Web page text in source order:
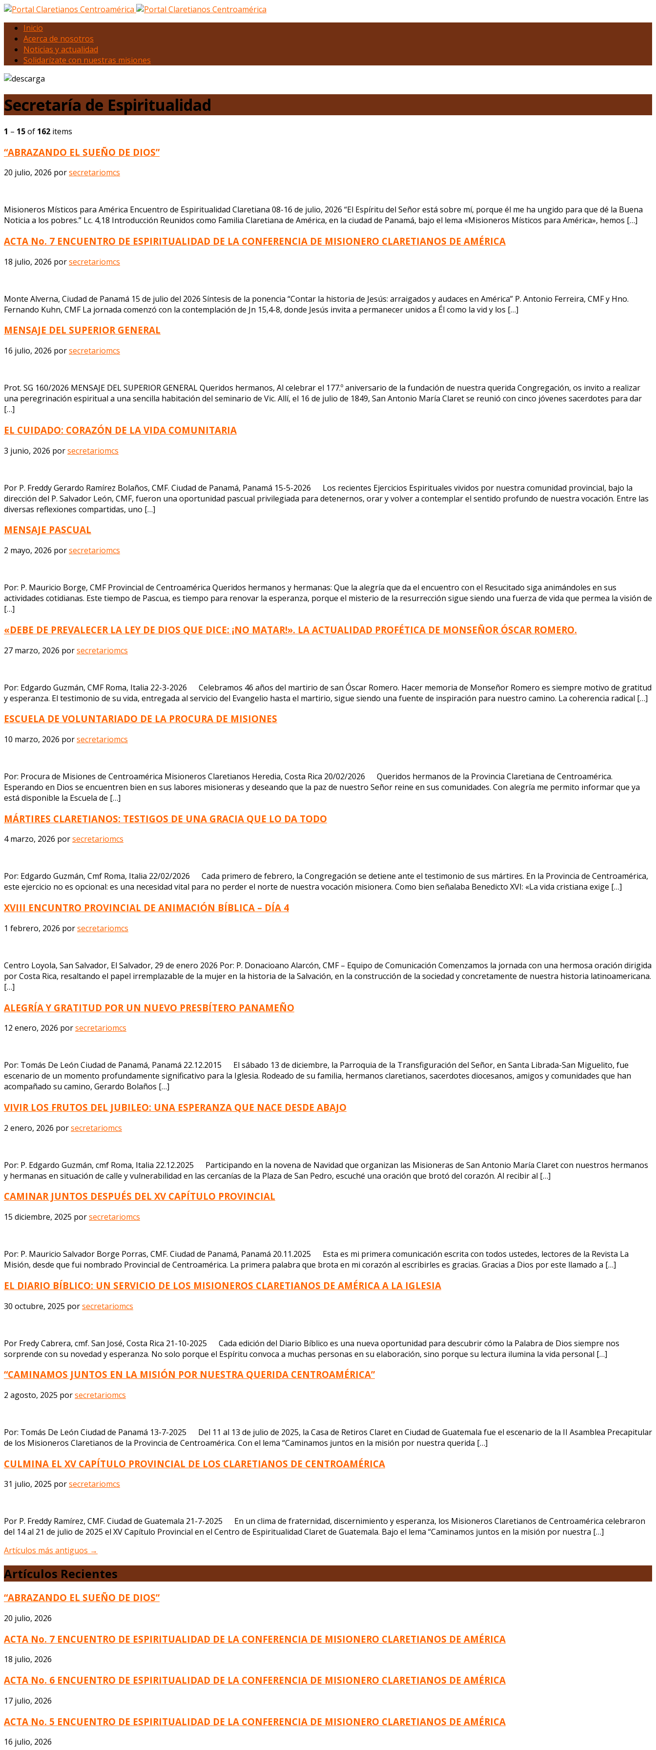
Inicio
Acerca de nosotros
Noticias y actualidad
Solidarízate con nuestras misiones
Secretaría de Espiritualidad
1 – 15of 162 items
“ABRAZANDO EL SUEÑO DE DIOS”
20 julio, 2026 porsecretariomcs
Misioneros Místicos para América Encuentro de Espiritualidad Claretiana 08-16 de julio, 2026 “El Espíritu del Señor está sobre mí, porque él me ha ungido para que dé la Buena
Noticia a los pobres.” Lc. 4,18 Introducción Reunidos como Familia Claretiana de América, en la ciudad de Panamá, bajo el lema «Misioneros Místicos para América», hemos […]
ACTA No. 7 ENCUENTRO DE ESPIRITUALIDAD DE LA CONFERENCIA DE MISIONERO CLARETIANOS DE AMÉRICA
18 julio, 2026 porsecretariomcs
Monte Alverna, Ciudad de Panamá 15 de julio del 2026 Síntesis de la ponencia “Contar la historia de Jesús: arraigados y audaces en América” P. Antonio Ferreira, CMF y Hno.
Fernando Kuhn, CMF La jornada comenzó con la contemplación de Jn 15,4-8, donde Jesús invita a permanecer unidos a Él como la vid y los […]
MENSAJE DEL SUPERIOR GENERAL
16 julio, 2026 porsecretariomcs
Prot. SG 160/2026 MENSAJE DEL SUPERIOR GENERAL Queridos hermanos, Al celebrar el 177.º aniversario de la fundación de nuestra querida Congregación, os invito a realizar
una peregrinación espiritual a una sencilla habitación del seminario de Vic. Allí, el 16 de julio de 1849, San Antonio María Claret se reunió con cinco jóvenes sacerdotes para dar
[…]
EL CUIDADO: CORAZÓN DE LA VIDA COMUNITARIA
3 junio, 2026 porsecretariomcs
Por P. Freddy Gerardo Ramírez Bolaños, CMF. Ciudad de Panamá, Panamá 15-5-2026 Los recientes Ejercicios Espirituales vividos por nuestra comunidad provincial, bajo la
dirección del P. Salvador León, CMF, fueron una oportunidad pascual privilegiada para detenernos, orar y volver a contemplar el sentido profundo de nuestra vocación. Entre las
diversas reflexiones compartidas, uno […]
MENSAJE PASCUAL
2 mayo, 2026 porsecretariomcs
Por: P. Mauricio Borge, CMF Provincial de Centroamérica Queridos hermanos y hermanas: Que la alegría que da el encuentro con el Resucitado siga animándoles en sus
actividades cotidianas. Este tiempo de Pascua, es tiempo para renovar la esperanza, porque el misterio de la resurrección sigue siendo una fuerza de vida que permea la visión de
[…]
«DEBE DE PREVALECER LA LEY DE DIOS QUE DICE: ¡NO MATAR!». LA ACTUALIDAD PROFÉTICA DE MONSEÑOR ÓSCAR ROMERO.
27 marzo, 2026 porsecretariomcs
Por: Edgardo Guzmán, CMF Roma, Italia 22-3-2026 Celebramos 46 años del martirio de san Óscar Romero. Hacer memoria de Monseñor Romero es siempre motivo de gratitud
y esperanza. El testimonio de su vida, entregada al servicio del Evangelio hasta el martirio, sigue siendo una fuente de inspiración para nuestro camino. La coherencia radical […]
ESCUELA DE VOLUNTARIADO DE LA PROCURA DE MISIONES
10 marzo, 2026 porsecretariomcs
Por: Procura de Misiones de Centroamérica Misioneros Claretianos Heredia, Costa Rica 20/02/2026 Queridos hermanos de la Provincia Claretiana de Centroamérica.
Esperando en Dios se encuentren bien en sus labores misioneras y deseando que la paz de nuestro Señor reine en sus comunidades. Con alegría me permito informar que ya
está disponible la Escuela de […]
MÁRTIRES CLARETIANOS: TESTIGOS DE UNA GRACIA QUE LO DA TODO
4 marzo, 2026 porsecretariomcs
Por: Edgardo Guzmán, Cmf Roma, Italia 22/02/2026 Cada primero de febrero, la Congregación se detiene ante el testimonio de sus mártires. En la Provincia de Centroamérica,
este ejercicio no es opcional: es una necesidad vital para no perder el norte de nuestra vocación misionera. Como bien señalaba Benedicto XVI: «La vida cristiana exige […]
XVIII ENCUNTRO PROVINCIAL DE ANIMACIÓN BÍBLICA – DÍA 4
1 febrero, 2026 porsecretariomcs
Centro Loyola, San Salvador, El Salvador, 29 de enero 2026 Por: P. Donacioano Alarcón, CMF – Equipo de Comunicación Comenzamos la jornada con una hermosa oración dirigida
por Costa Rica, resaltando el papel irremplazable de la mujer en la historia de la Salvación, en la construcción de la sociedad y concretamente de nuestra historia latinoamericana.
[…]
ALEGRÍA Y GRATITUD POR UN NUEVO PRESBÍTERO PANAMEÑO
12 enero, 2026 porsecretariomcs
Por: Tomás De León Ciudad de Panamá, Panamá 22.12.2015 El sábado 13 de diciembre, la Parroquia de la Transfiguración del Señor, en Santa Librada-San Miguelito, fue
escenario de un momento profundamente significativo para la Iglesia. Rodeado de su familia, hermanos claretianos, sacerdotes diocesanos, amigos y comunidades que han
acompañado su camino, Gerardo Bolaños […]
VIVIR LOS FRUTOS DEL JUBILEO: UNA ESPERANZA QUE NACE DESDE ABAJO
2 enero, 2026 porsecretariomcs
Por: P. Edgardo Guzmán, cmf Roma, Italia 22.12.2025 Participando en la novena de Navidad que organizan las Misioneras de San Antonio María Claret con nuestros hermanos
y hermanas en situación de calle y vulnerabilidad en las cercanías de la Plaza de San Pedro, escuché una oración que brotó del corazón. Al recibir al […]
CAMINAR JUNTOS DESPUÉS DEL XV CAPÍTULO PROVINCIAL
15 diciembre, 2025 porsecretariomcs
Por: P. Mauricio Salvador Borge Porras, CMF. Ciudad de Panamá, Panamá 20.11.2025 Esta es mi primera comunicación escrita con todos ustedes, lectores de la Revista La
Misión, desde que fui nombrado Provincial de Centroamérica. La primera palabra que brota en mi corazón al escribirles es gracias. Gracias a Dios por este llamado a […]
EL DIARIO BÍBLICO: UN SERVICIO DE LOS MISIONEROS CLARETIANOS DE AMÉRICA A LA IGLESIA
30 octubre, 2025 porsecretariomcs
Por Fredy Cabrera, cmf. San José, Costa Rica 21-10-2025 Cada edición del Diario Bíblico es una nueva oportunidad para descubrir cómo la Palabra de Dios siempre nos
sorprende con su novedad y esperanza. No solo porque el Espíritu convoca a muchas personas en su elaboración, sino porque su lectura ilumina la vida personal […]
“CAMINAMOS JUNTOS EN LA MISIÓN POR NUESTRA QUERIDA CENTROAMÉRICA”
2 agosto, 2025 porsecretariomcs
Por: Tomás De León Ciudad de Panamá 13-7-2025 Del 11 al 13 de julio de 2025, la Casa de Retiros Claret en Ciudad de Guatemala fue el escenario de la II Asamblea Precapitular
de los Misioneros Claretianos de la Provincia de Centroamérica. Con el lema “Caminamos juntos en la misión por nuestra querida […]
CULMINA EL XV CAPÍTULO PROVINCIAL DE LOS CLARETIANOS DE CENTROAMÉRICA
31 julio, 2025 porsecretariomcs
Por P. Freddy Ramírez, CMF. Ciudad de Guatemala 21-7-2025 En un clima de fraternidad, discernimiento y esperanza, los Misioneros Claretianos de Centroamérica celebraron
del 14 al 21 de julio de 2025 el XV Capítulo Provincial en el Centro de Espiritualidad Claret de Guatemala. Bajo el lema “Caminamos juntos en la misión por nuestra […]
Artículos más antiguos →
Artículos Recientes
“ABRAZANDO EL SUEÑO DE DIOS”
20 julio, 2026
ACTA No. 7 ENCUENTRO DE ESPIRITUALIDAD DE LA CONFERENCIA DE MISIONERO CLARETIANOS DE AMÉRICA
18 julio, 2026
ACTA No. 6 ENCUENTRO DE ESPIRITUALIDAD DE LA CONFERENCIA DE MISIONERO CLARETIANOS DE AMÉRICA
17 julio, 2026
ACTA No. 5 ENCUENTRO DE ESPIRITUALIDAD DE LA CONFERENCIA DE MISIONERO CLARETIANOS DE AMÉRICA
16 julio, 2026